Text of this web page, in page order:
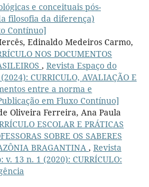
e conceituais pós-
filosofia da diferença)
Contínuo]
Edinaldo Medeiros Carmo,
NOS DOCUMENTOS
, Revista Espaço do
CURRICULO, AVALIAÇÃO E
entre a norma e
em Fluxo Contínuo]
Oliveira Ferreira, Ana Paula
ESCOLAR E PRÁTICAS
SOBRE OS SABERES
BRAGANTINA , Revista
13 n. 1 (2020): CURRÍCULO: